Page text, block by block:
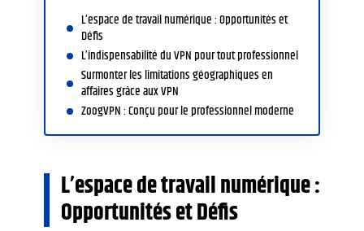
L’espace de travail numérique : Opportunités et
Défis
L’indispensabilité du VPN pour tout professionnel
Surmonter les limitations géographiques en
affaires grâce aux VPN
ZoogVPN : Conçu pour le professionnel moderne
L’espace de travail numérique :
Opportunités et Défis